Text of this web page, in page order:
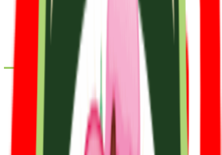
שמחה זה אנחנו
01/07/2025 לקופון ←